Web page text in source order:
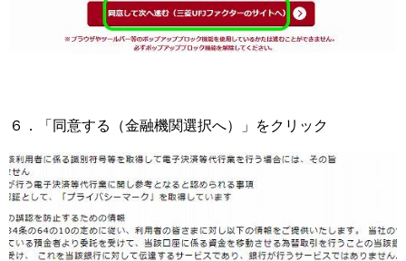
６．「同意する（金融機関選択へ）」をクリック